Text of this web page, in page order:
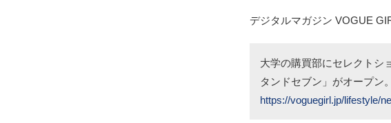
デジタルマガジン VOGUE
大学の購買部にセレクト
タンドセブン」がオープン。
https://voguegirl.jp/lifestyle/